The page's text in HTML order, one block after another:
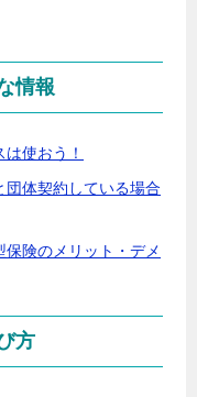
情報
使おう！
体契約している場合
険のメリット・デメ
方